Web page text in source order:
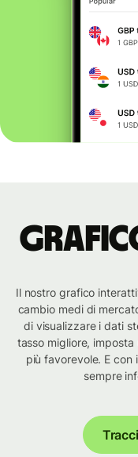
Il nostro grafico
cambio medi di
di visualizzare i dati
tasso migliore,
più favorevole. E con
sempre